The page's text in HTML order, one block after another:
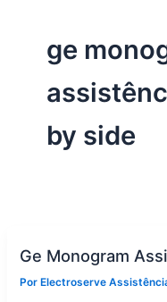
ge
by side
Ge Monogram
Por Electroserve